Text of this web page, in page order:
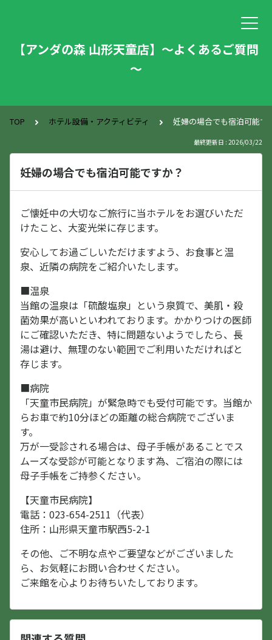
【アンダの森 山形天童店】～よくあるご質問
～
TOP ホテル設備・アクティビティ 妊婦の場合でも宿泊可能で
最終更新日 : 2026/03/22
妊婦の場合でも宿泊可能ですか？
ご懐妊中の大切なご旅行に当ホテルをお選びいただ
けたこと、大変光栄に存じます。
安心してお過ごしいただけますよう、お食事と温
泉、近隣の病院をご紹介いたします。
■温泉
当館の温泉は「硫酸塩泉」という泉質で、美肌・殺
菌効果が高いといわれております。かかりつけの医師
にご確認いただき、特に問題ないようでしたら、長
湯は避け、無理のない範囲でご利用いただければと
存じます。
■病院
「天童市民病院」が緊急時でも受付可能です。当館か
らお車で約10分ほどの距離の総合病院でございま
す。
万が一受診される場合は、母子手帳があることでス
ムーズな受診が可能となります為、ご宿泊の際には
母子手帳をご持参ください。
【天童市民病院】
電話：023-654-2511（代表）
住所：山形県天童市駅西5-2-1
その他、ご不明な点やご要望などがございました
ら、お気軽にお問い合わせください。
ご来館を心よりお待ちいたしております。